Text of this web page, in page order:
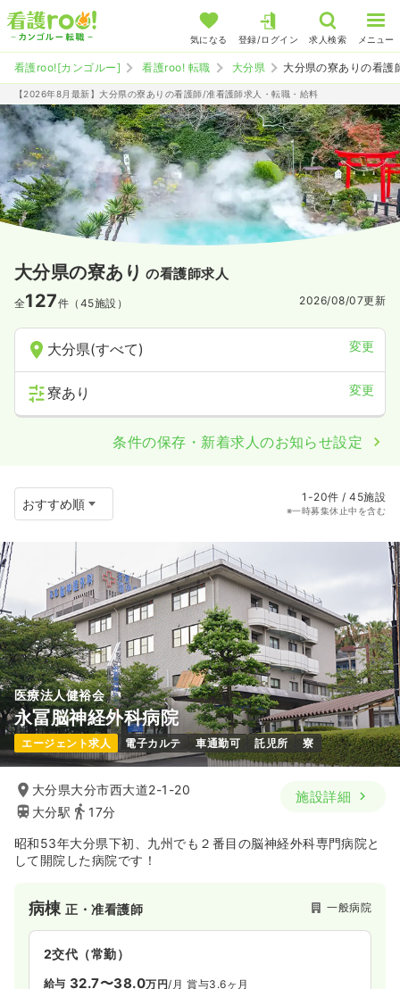
気になる 登録/ログイン 求人検索 メニュー
看護roo![カンゴルー] 看護roo! 転職 大分県 大分県の寮ありの看護
【2026年8月最新】大分県の寮ありの看護師/准看護師求人・転職・給料
大分県の寮あり の看護師求人
全127件（45施設） 2026/08/07更新
大分県(すべて) 変更
寮あり 変更
条件の保存・新着求人のお知らせ設定
1-20件 / 45施設
※一時募集休止中を含む
医療法人健裕会
永冨脳神経外科病院
エージェント求人 電子カルテ 車通勤可 託児所 寮
大分県大分市西大道2-1-20
大分駅
17分
施設詳細
昭和53年大分県下初、九州でも２番目の脳神経外科専門病院と
して開院した病院です！
病棟正・准看護師 一般病院
2交代（常勤）
給与 32.7〜38.0万円/月 賞与3.6ヶ月